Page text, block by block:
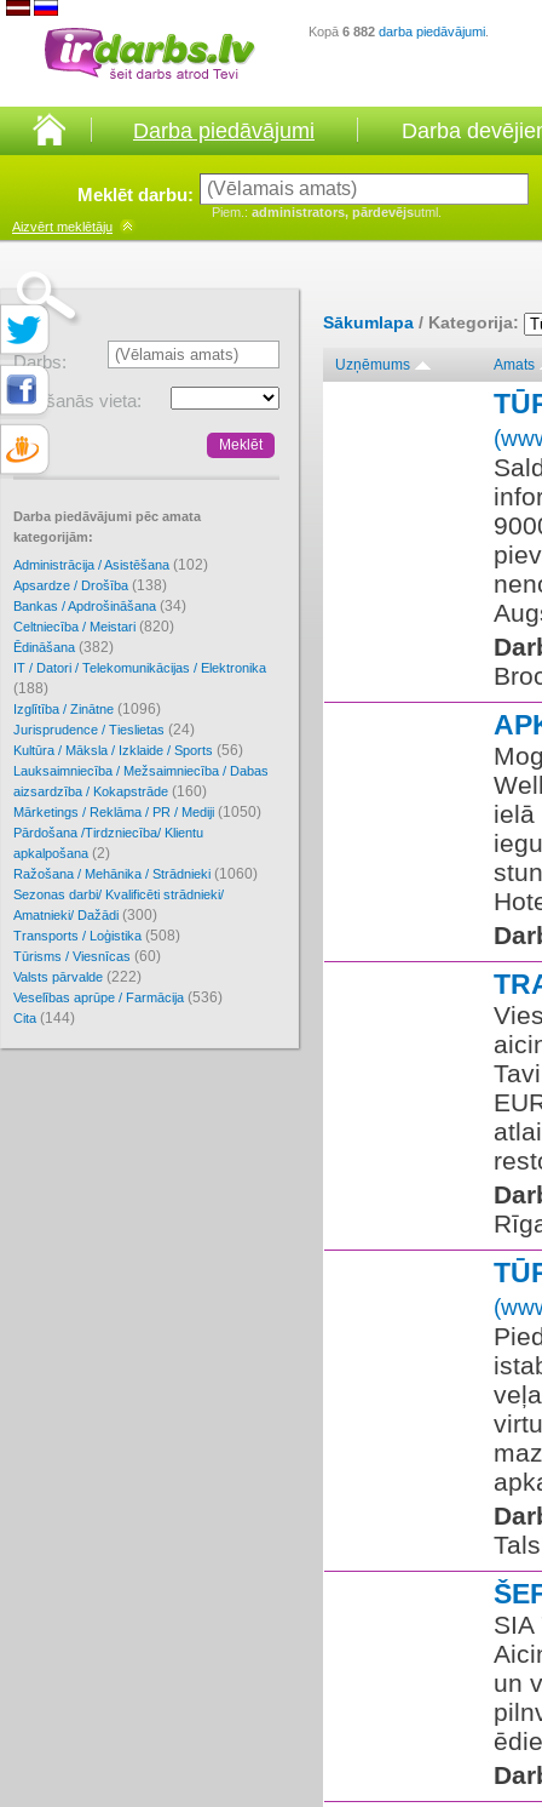
Kopā 6 882 darba piedāvājumi
Darba piedāvājumi Darba
Meklēt darbu:
Piem.: administrators, pārdevējsutml.
Aizvērt meklētāju
Darbs:
Atrašanās vieta:
Darba piedāvājumi pēc amata
kategorijām:
Administrācija / Asistēšana (102)
Apsardze / Drošība (138)
Bankas / Apdrošināšana (34)
Celtniecība / Meistari (820)
Ēdināšana (382)
IT / Datori / Telekomunikācijas / Elektronika
(188)
Izglītība / Zinātne (1096)
Jurisprudence / Tieslietas (24)
Kultūra / Māksla / Izklaide / Sports (56)
Lauksaimniecība / Mežsaimniecība / Dabas
aizsardzība / Kokapstrāde (160)
Mārketings / Reklāma / PR / Mediji (1050)
Pārdošana /Tirdzniecība/ Klientu
apkalpošana (2)
Ražošana / Mehānika / Strādnieki (1060)
Sezonas darbi/ Kvalificēti strādnieki/
Amatnieki/ Dažādi (300)
Transports / Loģistika (508)
Tūrisms / Viesnīcas (60)
Valsts pārvalde (222)
Veselības aprūpe / Farmācija (536)
Cita (144)
Sākumlapa / Kategorija:
Uzņēmums Amats
ielā
SIA
un